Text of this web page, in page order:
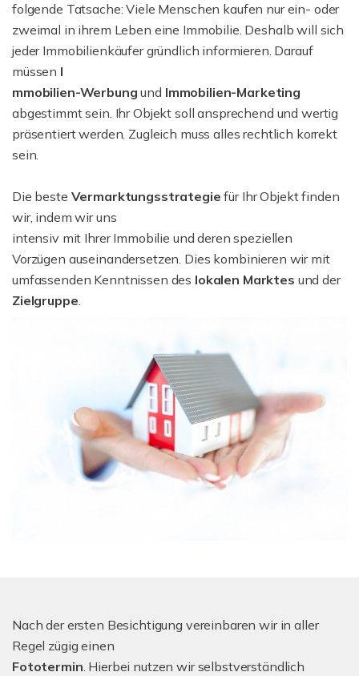
folgende Tatsache: Viele Menschen kaufen nur ein- oder
zweimal in ihrem Leben eine Immobilie. Deshalb will sich
jeder Immobilienkäufer gründlich informieren. Darauf
müssen I
mmobilien-Werbung und Immobilien-Marketing
abgestimmt sein. Ihr Objekt soll ansprechend und wertig
präsentiert werden. Zugleich muss alles rechtlich korrekt
sein.
Die beste Vermarktungsstrategiefür Ihr Objekt finden
wir, indem wir uns
intensiv mit Ihrer Immobilie und deren speziellen
Vorzügen auseinandersetzen. Dies kombinieren wir mit
umfassenden Kenntnissen des lokalen Marktes und der
Zielgruppe.
Nach der ersten Besichtigung vereinbaren wir in aller
Regel zügig einen
Fototermin. Hierbei nutzen wir selbstverständlich